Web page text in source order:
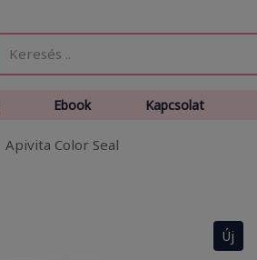
Ebook Kapcsolat
Apivita Color Seal
Új